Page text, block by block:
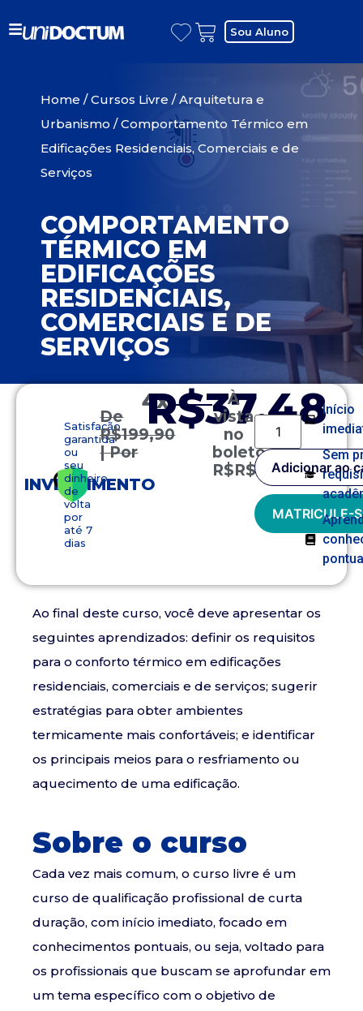
Sou Aluno
Home /Cursos Livre /Arquitetura e
Urbanismo / Comportamento Térmico em
Edificações Residenciais, Comerciais e de
Serviços
COMPORTAMENTO
TÉRMICO EM
EDIFICAÇÕES
RESIDENCIAIS,
COMERCIAIS E DE
SERVIÇOS
Ao final deste curso, você deve apresentar os
seguintes aprendizados: definir os requisitos
para o conforto térmico em edificações
residenciais, comerciais e de serviços; sugerir
estratégias para obter ambientes
termicamente mais confortáveis; e identificar
os principais meios para o resfriamento ou
aquecimento de uma edificação.
Sobre o curso
Cada vez mais comum, o curso livre é um
curso de qualificação profissional de curta
duração, com início imediato, focado em
conhecimentos pontuais, ou seja, voltado para
os profissionais que buscam se aprofundar em
um tema específico com o objetivo de
INVESTIMENTO
Satisfação
garantida
ou
seu
dinheiro
de
volta
por
até 7
dias
De
R$199,90
| Por
4x
R$37,48
À
vista
no
boleto
R$R$149,90
Adicionar ao
MATRICULE-
Início
Sem